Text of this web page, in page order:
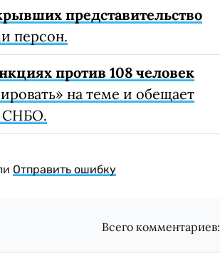
представительство
персон.
против 108 человек
на теме и обещает
СНБО.
Отправить ошибку
Всего комментариев: